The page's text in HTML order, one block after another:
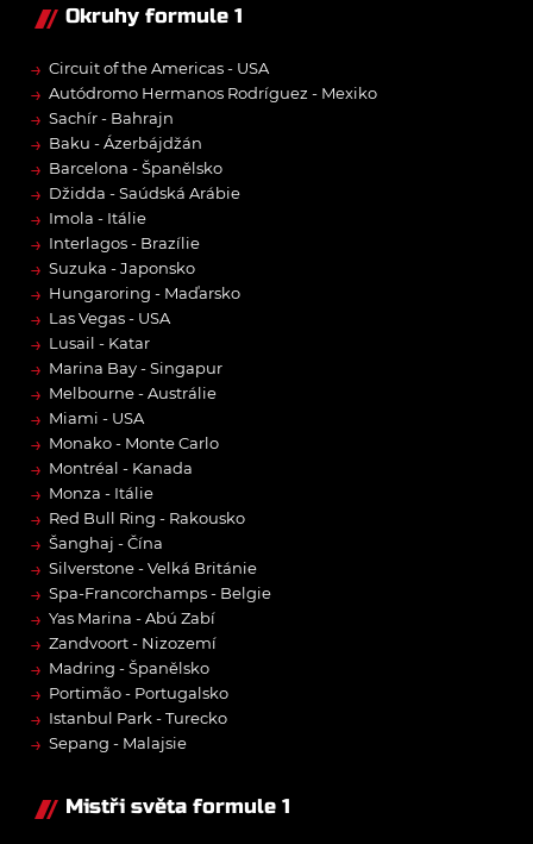
Okruhy formule 1
→ Circuit of the Americas - USA
→ Autódromo Hermanos Rodríguez - Mexiko
→ Sachír - Bahrajn
→ Baku - Ázerbájdžán
→ Barcelona - Španělsko
→ Džidda - Saúdská Arábie
→ Imola - Itálie
→ Interlagos - Brazílie
→ Suzuka - Japonsko
→ Hungaroring - Maďarsko
→ Las Vegas - USA
→ Lusail - Katar
→ Marina Bay - Singapur
→ Melbourne - Austrálie
→ Miami - USA
→ Monako - Monte Carlo
→ Montréal - Kanada
→ Monza - Itálie
→ Red Bull Ring - Rakousko
→ Šanghaj - Čína
→ Silverstone - Velká Británie
→ Spa-Francorchamps - Belgie
→ Yas Marina - Abú Zabí
→ Zandvoort - Nizozemí
→ Madring - Španělsko
→ Portimão - Portugalsko
→ Istanbul Park - Turecko
→ Sepang - Malajsie
Mistři světa formule 1